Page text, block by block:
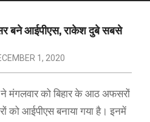
बने आईपीएस, राकेश दुबे सबसे
1, 2020
ने मंगलवार को बिहार के आठ अफसरों
को आईपीएस बनाया गया है। इनमें